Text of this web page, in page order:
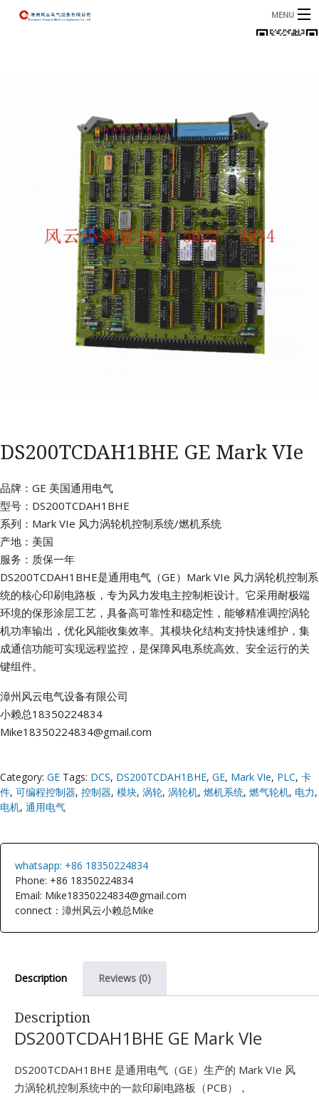
MENU
DS200TCDAH1BHE GE Mark VIe
品牌：GE 美国通用电气
型号：DS200TCDAH1BHE
系列：Mark VIe 风力涡轮机控制系统/燃机系统
产地：美国
服务：质保一年
DS200TCDAH1BHE是通用电气（GE）Mark VIe 风力涡轮机控制系
统的核心印刷电路板，专为风力发电主控制柜设计。它采用耐极端
环境的保形涂层工艺，具备高可靠性和稳定性，能够精准调控涡轮
机功率输出，优化风能收集效率。其模块化结构支持快速维护，集
成通信功能可实现远程监控，是保障风电系统高效、安全运行的关
键组件。
漳州风云电气设备有限公司
小赖总18350224834
Mike18350224834@gmail.com
Category: GE Tags: DCS, DS200TCDAH1BHE, GE, Mark VIe, PLC, 卡
件, 可编程控制器, 控制器, 模块, 涡轮, 涡轮机, 燃机系统, 燃气轮机, 电力,
电机, 通用电气
whatsapp: +86 18350224834
Phone: +86 18350224834
Email: Mike18350224834@gmail.com
connect：漳州风云小赖总Mike
Description Reviews (0)
Description
DS200TCDAH1BHE GE Mark VIe
DS200TCDAH1BHE 是通用电气（GE）生产的 Mark VIe 风
力涡轮机控制系统中的一款印刷电路板（PCB），